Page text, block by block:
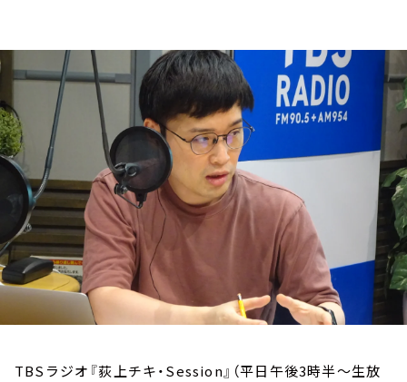
イベント・グッズ
YouTube
会社情報
TBSラジオ『荻上チキ・Session』（平日午後3時半～生放